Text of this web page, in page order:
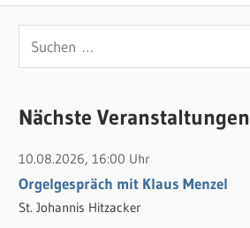
der
Beiträge
u
h
n
n
a
Nächste Veranstaltungen
10.08.2026, 16:00 Uhr
Orgelgespräch mit Klaus Menzel
St. Johannis Hitzacker